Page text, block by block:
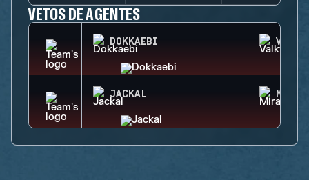
VETOS DE AGENTES
DOKKAEBI
JACKAL MIRA